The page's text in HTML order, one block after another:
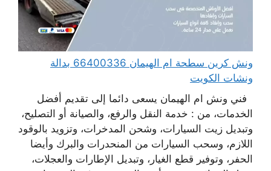
ونش كرين سطحة ام الهيمان 66400336 بدالة
ونشات الكويت
فني ونش ام الهيمان يسعى دائما إلى تقديم أفضل
الخدمات، من : خدمة النقل والرفع، والصيانة أو التصليح،
وتبديل زيت السيارات، وشحن المدخرات، وتزويد بالوقود
اللازم، وسحب السيارات من المنحدرات والبرك وأيضا
الحفر، وتوفير قطع الغيار، وتبديل الإطارات والعجلات،